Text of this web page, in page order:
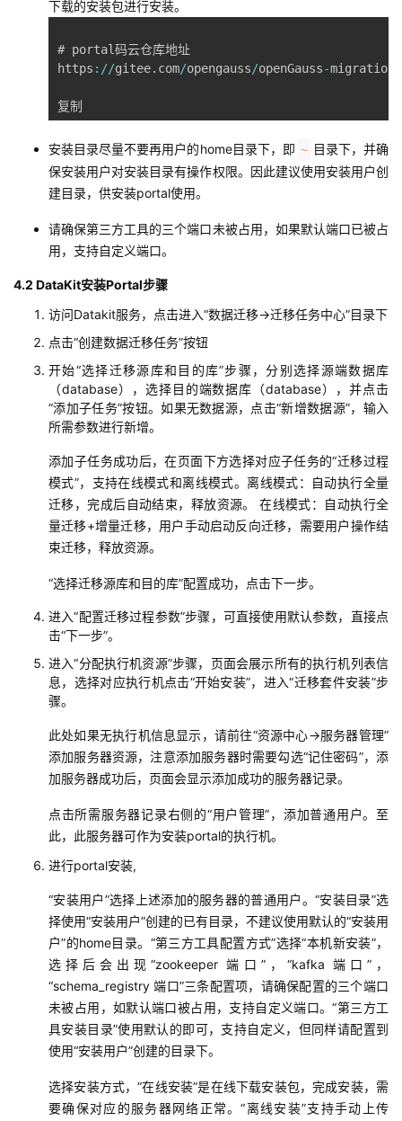
下载的安装包进行安装。
# portal码云仓库地址
https : //gitee. com/opengauss/openGauss-migration
复制
安装目录尽量不要再用户的home目录下，即 ~ 目录下，并确
保安装用户对安装目录有操作权限。因此建议使用安装用户创
建目录，供安装portal使用。
请确保第三方工具的三个端口未被占用，如果默认端口已被占
用，支持自定义端口。
4.2 DataKit安装Portal步骤
访问Datakit服务，点击进入“数据迁移->迁移任务中心”目录下
点击“创建数据迁移任务”按钮
开始“选择迁移源库和目的库”步骤，分别选择源端数据库
（database），选择目的端数据库（database），并点击
“添加子任务”按钮。如果无数据源，点击“新增数据源”，输入
所需参数进行新增。
添加子任务成功后，在页面下方选择对应子任务的“迁移过程
模式”，支持在线模式和离线模式。离线模式：自动执行全量
迁移，完成后自动结束，释放资源。 在线模式：自动执行全
量迁移+增量迁移，用户手动启动反向迁移，需要用户操作结
束迁移，释放资源。
“选择迁移源库和目的库”配置成功，点击下一步。
进入“配置迁移过程参数”步骤，可直接使用默认参数，直接点
击“下一步”。
进入“分配执行机资源”步骤，页面会展示所有的执行机列表信
息，选择对应执行机点击“开始安装”，进入“迁移套件安装”步
骤。
此处如果无执行机信息显示，请前往“资源中心->服务器管理”
添加服务器资源，注意添加服务器时需要勾选“记住密码”，添
加服务器成功后，页面会显示添加成功的服务器记录。
点击所需服务器记录右侧的“用户管理”，添加普通用户。至
此，此服务器可作为安装portal的执行机。
进行portal安装,
“安装用户”选择上述添加的服务器的普通用户。“安装目录”选
择使用“安装用户”创建的已有目录，不建议使用默认的“安装用
户”的home目录。“第三方工具配置方式”选择“本机新安装”，
选择后会出现“zookeeper 端口”，“kafka 端口”，
“schema_registry 端口”三条配置项，请确保配置的三个端口
未被占用，如默认端口被占用，支持自定义端口。“第三方工
具安装目录”使用默认的即可，支持自定义，但同样请配置到
使用“安装用户”创建的目录下。
选择安装方式，“在线安装”是在线下载安装包，完成安装，需
要确保对应的服务器网络正常。“离线安装”支持手动上传